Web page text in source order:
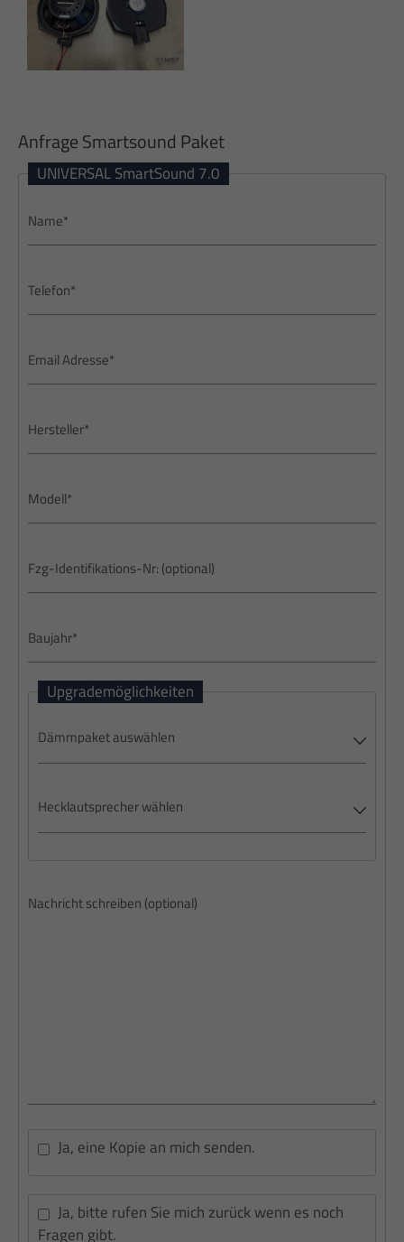
Anfrage Smartsound Paket
UNIVERSAL SmartSound 7.0
Upgrademöglichkeiten
Ja, eine Kopie an mich senden.
Ja, bitte rufen Sie mich zurück wenn es noch
Fragen gibt.